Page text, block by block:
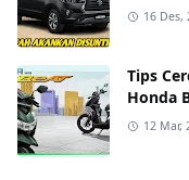
16 Des,
Tips
Honda
12 Mar,